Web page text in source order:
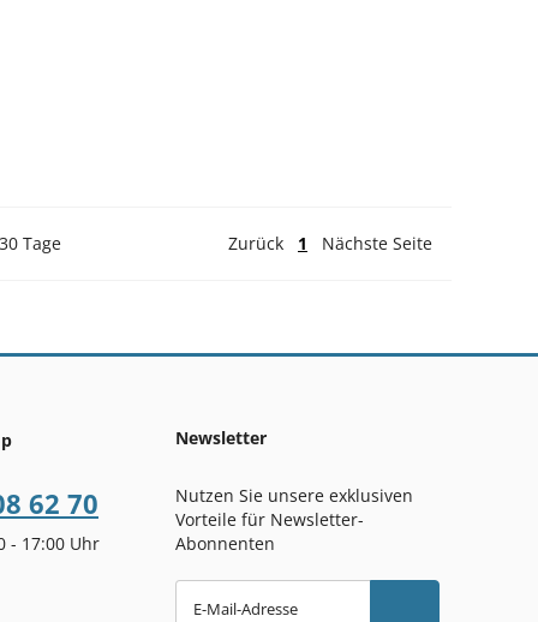
Tage Zurück 1 Nächste Seite
62 70
- 17:00 Uhr
Newsletter
Nutzen Sie unsere exklusiven
Vorteile für Newsletter-
Abonnenten
E-Mail-Adresse